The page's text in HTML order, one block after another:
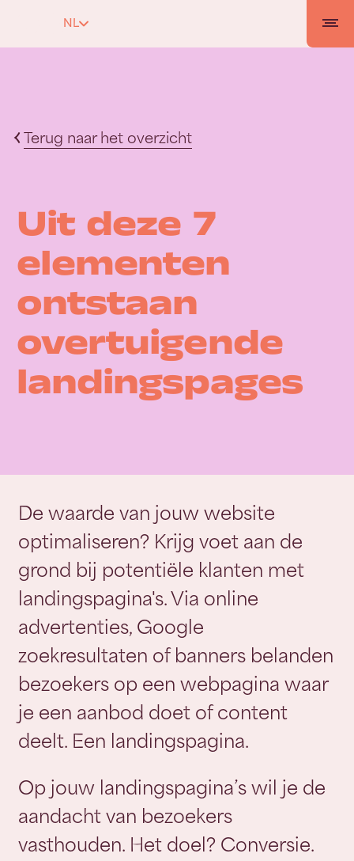
NL
Terug naar het overzicht
Uit deze 7
elementen
ontstaan
overtuigende
landingspages
De waarde van jouw website
optimaliseren? Krijg voet aan de
grond bij potentiële klanten met
landingspagina's. Via online
advertenties, Google
zoekresultaten of banners belanden
bezoekers op een webpagina waar
je een aanbod doet of content
deelt. Een landingspagina.
Op jouw landingspagina’s wil je de
aandacht van bezoekers
vasthouden. Het doel? Conversie.